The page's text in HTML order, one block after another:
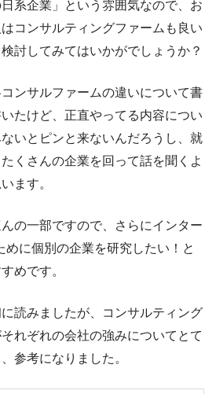
系企業」という雰囲気なので、お
コンサルティングファームも良い
討してみてはいかがでしょうか？
ンサルファームの違いについて書
たけど、正直やってる内容につい
いとピンと来ないんだろうし、就
くさんの企業を回って話を聞くよ
ます。
の一部ですので、さらにインター
めに個別の企業を研究したい！と
めです。
読みましたが、コンサルティング
れぞれの会社の強みについてとて
参考になりました。